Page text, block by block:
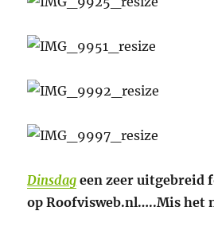
Dinsdag een zeer uitgebreid
op Roofvisweb.nl…..Mis het